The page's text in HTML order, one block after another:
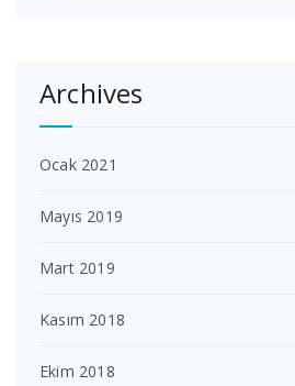
Archives
Ocak 2021
Mayıs 2019
Mart 2019
Kasım 2018
Ekim 2018